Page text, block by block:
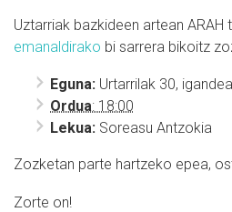
Uztarriak bazkideen artean ARAH
emanaldirako bi sarrera bikoitz
Eguna: Urtarrilak 30, igandea
Ordua: 18:00
Lekua: Soreasu Antzokia
Zozketan parte hartzeko epea,
Zorte on!